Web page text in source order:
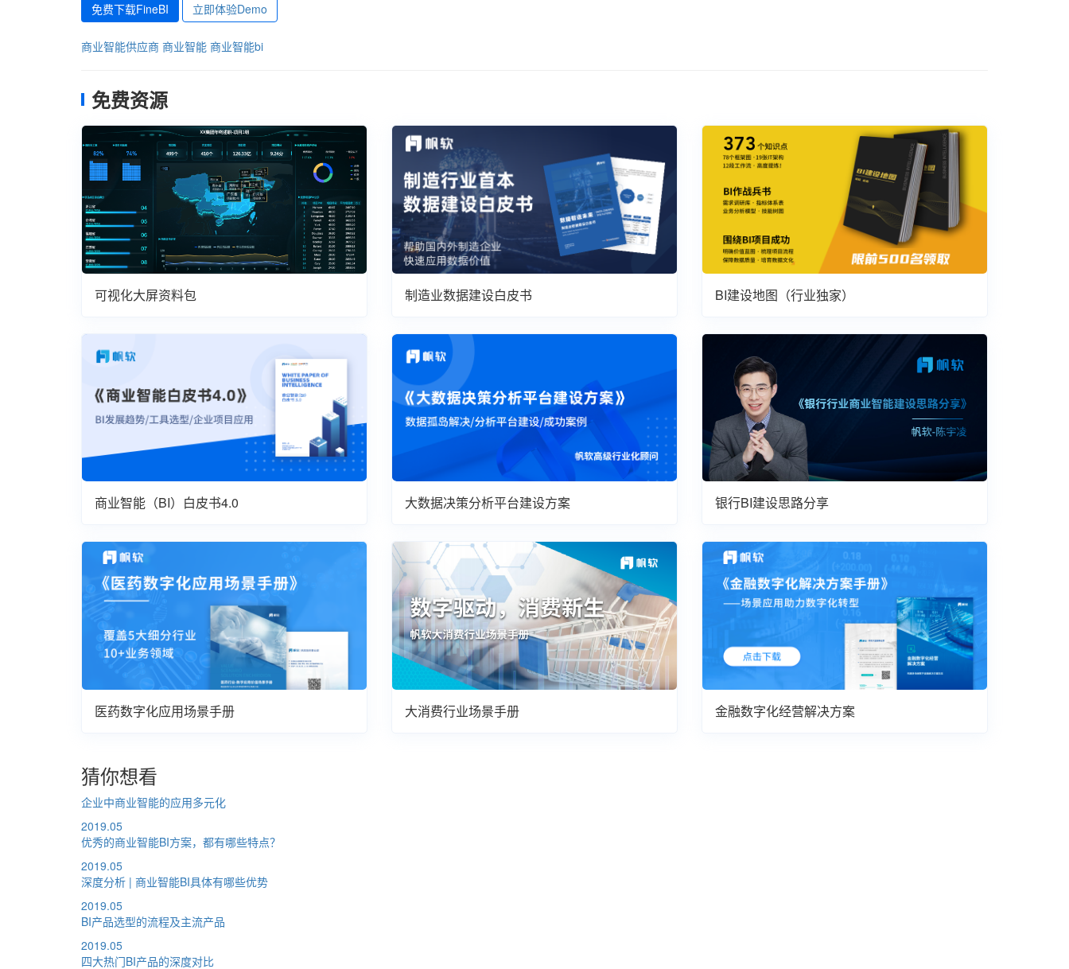
免费下载FineBI 立即体验Demo
商业智能供应商 商业智能 商业智能bi
免费资源
可视化大屏资料包 制造业数据建设白皮书 BI建设地图（行业独家）
商业智能（BI）白皮书4.0 大数据决策分析平台建设方案 银行BI建设思路分享
医药数字化应用场景手册 大消费行业场景手册 金融数字化经营解决方案
猜你想看
企业中商业智能的应用多元化
2019.05
优秀的商业智能BI方案，都有哪些特点？
2019.05
深度分析 | 商业智能BI具体有哪些优势
2019.05
BI产品选型的流程及主流产品
2019.05
四大热门BI产品的深度对比